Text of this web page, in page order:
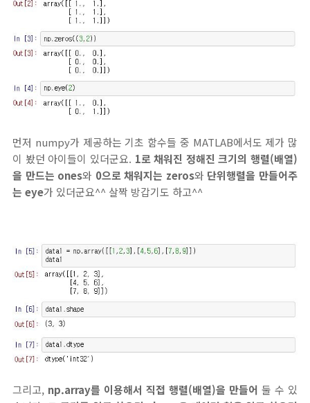
먼저 numpy가 제공하는 기초 함수들 중 MATLAB에서도 제가 많
이 봤던 아이들이 있더군요. 1로 채워진 정해진 크기의 행렬(배열)
을 만드는 ones와 0으로 채워지는 zeros와 단위행렬을 만들어주
는 eye가 있더군요^^ 살짝 방갑기도 하고^^
그리고, np.array를 이용해서 직접 행렬(배열)을 만들어 둘 수 있